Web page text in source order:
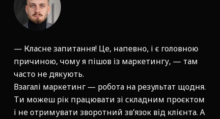
— Класне запитання! Це, напевно, і є головною
причиною, чому я пішов із маркетингу, — там
часто не дякують.
Взагалі маркетинг — робота на результат щодня.
Ти можеш рік працювати зі складним проєктом
і не отримувати зворотний зв’язок від клієнта. А